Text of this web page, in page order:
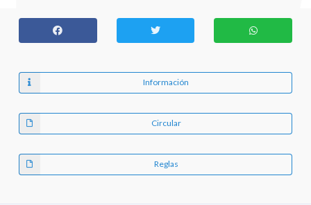
Información
Circular
Reglas